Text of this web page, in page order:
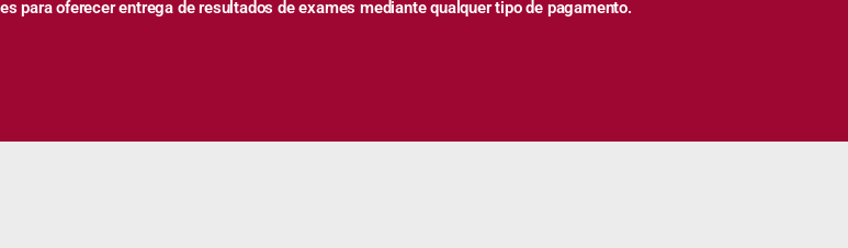
para oferecer entrega de resultados de exames mediante qualquer tipo de pagamento.